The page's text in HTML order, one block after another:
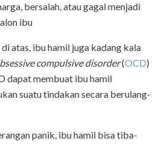
bersalah, atau gagal menjadi
ibu
atas, ibu hamil juga kadang kala
compulsive disorder(OCD)
dapat membuat ibu hamil
suatu tindakan secara berulang-
panik, ibu hamil bisa tiba-